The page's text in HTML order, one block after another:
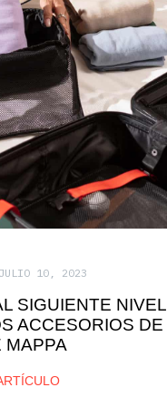
10, 2023
SIGUIENTE NIVEL
ACCESORIOS DE
MAPPA